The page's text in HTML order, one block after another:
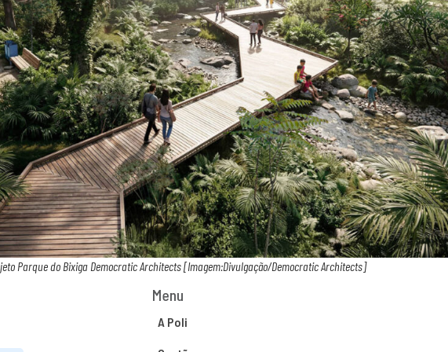
Parque do Bixiga Democratic Architects [Imagem:Divulgação/Democratic Architects]
Menu
A Poli